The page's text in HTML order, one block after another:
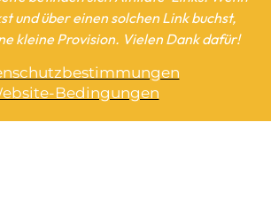
und über einen solchen Link buchst,
kleine Provision. Vielen Dank dafür!
Bedingungen